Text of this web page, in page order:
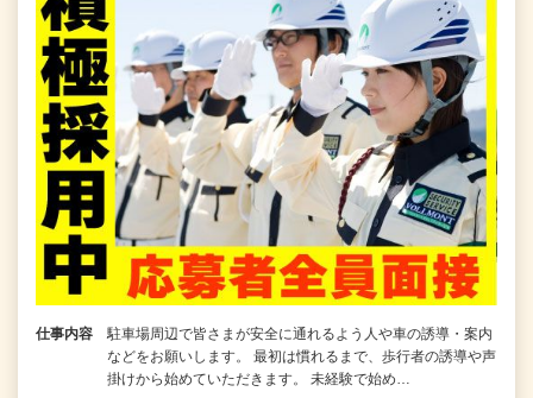
仕事内容
駐車場周辺で皆さまが安全に通れるよう人や車の誘導・案内
などをお願いします。 最初は慣れるまで、歩行者の誘導や声
掛けから始めていただきます。 未経験で始め…